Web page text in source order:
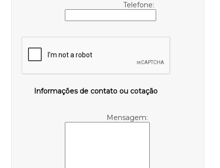
Telefone:
Informações de contato ou cotação
Mensagem: